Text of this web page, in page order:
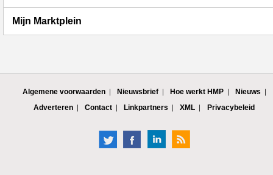
Mijn Marktplein
Algemene voorwaarden Nieuwsbrief Hoe werkt HMP
Nieuws
Adverteren
Contact Linkpartners XML Privacybeleid